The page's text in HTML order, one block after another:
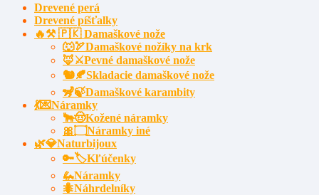
Drevené perá
Drevené píšťalky
🔥⚒️ 🇵🇰 Damaškové nože
🐺🏹Damaškové nožíky na krk
🦊⚔️Pevné damaškové nože
🐿️🍂Skladacie damaškové nože
🦨🍃Damaškové karambity
💃💌Náramky
🐂🤠Kožené náramky
🎀۝Náramky iné
🌿💎Naturbijoux
🔑🏷️Kľúčenky
🦗Náramky
🐜Náhrdelníky